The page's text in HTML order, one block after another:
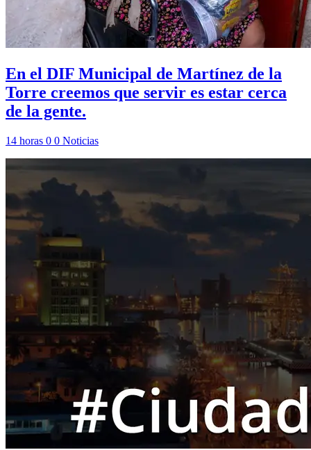
En el DIF Municipal de Martínez de la
Torre creemos que servir es estar cerca
de la gente.
14 horas 0 0 Noticias